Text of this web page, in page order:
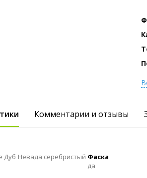
Комментарии и отзывы
Дуб Невада серебристый Фаска
да